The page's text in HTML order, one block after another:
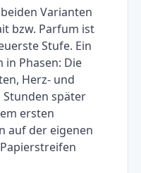
Varianten
bzw. Parfum ist
Stufe. Ein
Phasen: Die
Herz- und
Stunden später
ersten
auf der eigenen